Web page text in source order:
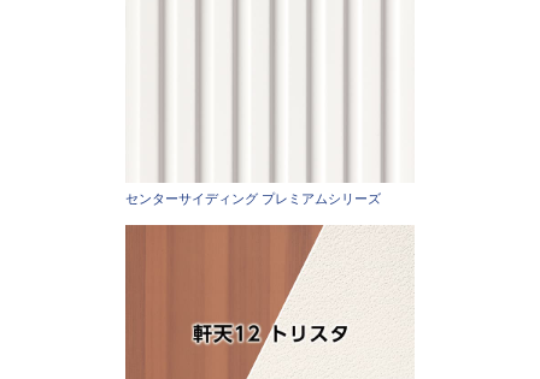
センターサイディング プレミアムシリーズ